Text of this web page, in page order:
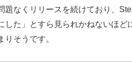
題なくリリースを続けており、
した」とすら見られかねないほ
りそうです。